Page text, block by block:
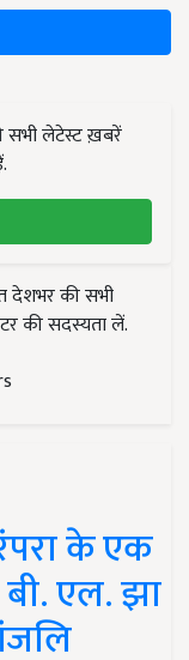
सभी लेटेस्ट ख़बरें
देशभर की सभी
की सदस्यता लें.
के एक
एल. झा